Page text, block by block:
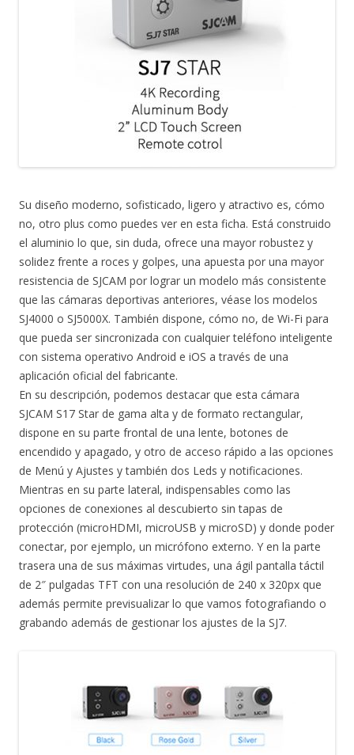
Su diseño moderno, sofisticado, ligero y atractivo es, cómo
no, otro plus como puedes ver en esta ficha. Está construido
el aluminio lo que, sin duda, ofrece una mayor robustez y
solidez frente a roces y golpes, una apuesta por una mayor
resistencia de SJCAM por lograr un modelo más consistente
que las cámaras deportivas anteriores, véase los modelos
SJ4000 o SJ5000X. También dispone, cómo no, de Wi-Fi para
que pueda ser sincronizada con cualquier teléfono inteligente
con sistema operativo Android e iOS a través de una
aplicación oficial del fabricante.
En su descripción, podemos destacar que esta cámara
SJCAM S17 Star de gama alta y de formato rectangular,
dispone en su parte frontal de una lente, botones de
encendido y apagado, y otro de acceso rápido a las opciones
de Menú y Ajustes y también dos Leds y notificaciones.
Mientras en su parte lateral, indispensables como las
opciones de conexiones al descubierto sin tapas de
protección (microHDMI, microUSB y microSD) y donde poder
conectar, por ejemplo, un micrófono externo. Y en la parte
trasera una de sus máximas virtudes, una ágil pantalla táctil
de 2″ pulgadas TFT con una resolución de 240 x 320px que
además permite previsualizar lo que vamos fotografiando o
grabando además de gestionar los ajustes de la SJ7.